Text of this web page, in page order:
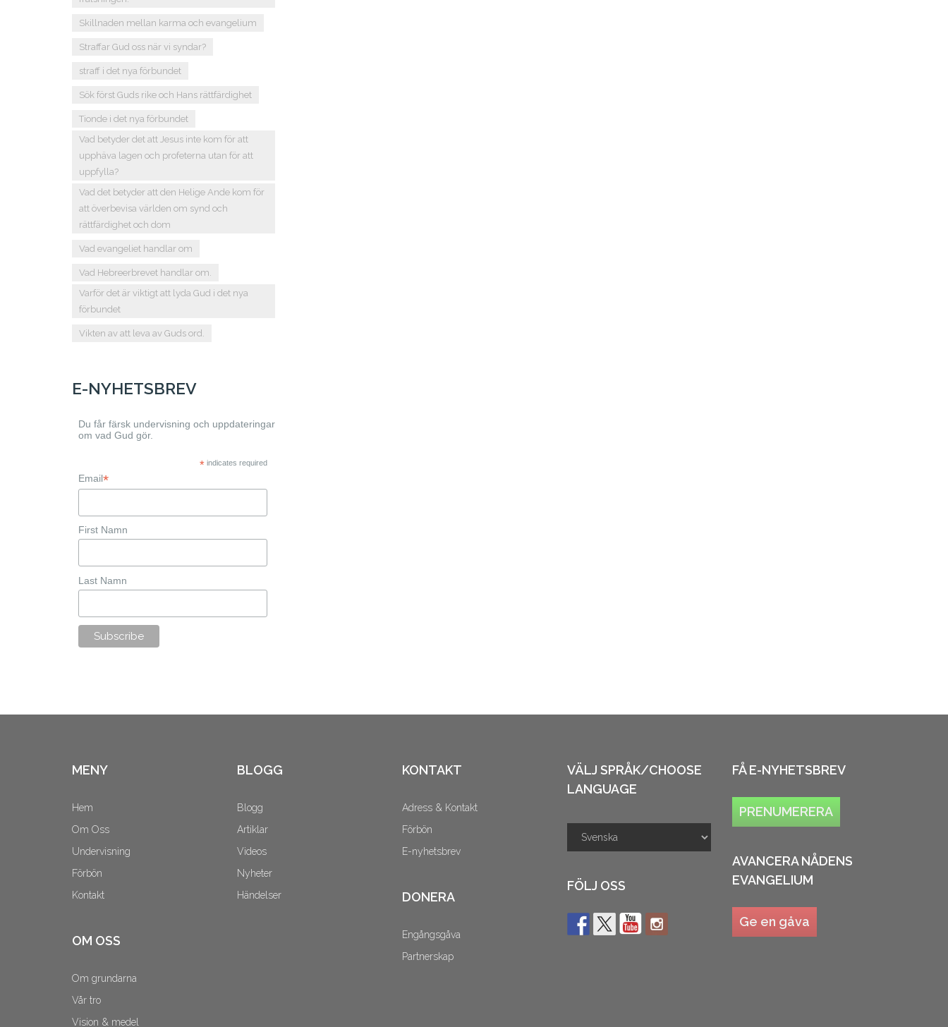
Skillnaden mellan karma och evangelium
Straffar Gud oss när vi syndar?
straff i det nya förbundet
Sök först Guds rike och Hans rättfärdighet
Tionde i det nya förbundet
Vad betyder det att Jesus inte kom för att
upphäva lagen och profeterna utan för att
uppfylla?
Vad det betyder att den Helige Ande kom för
att överbevisa världen om synd och
rättfärdighet och dom
Vad evangeliet handlar om
Vad Hebreerbrevet handlar om.
Varför det är viktigt att lyda Gud i det nya
förbundet
Vikten av att leva av Guds ord.
E-NYHETSBREV
Du får färsk undervisning och uppdateringar
om vad Gud gör.
*indicates required
Email*
First Namn
Last Namn
MENY
Hem
Om Oss
Undervisning
Förbön
Kontakt
OM OSS
Om grundarna
Vår tro
Vision & medel
BLOGG
Blogg
Artiklar
Videos
Nyheter
Händelser
KONTAKT
Adress & Kontakt
Förbön
E-nyhetsbrev
DONERA
Engångsgåva
Partnerskap
VÄLJ SPRÅK/CHOOSE
LANGUAGE
FÖLJ OSS
FÅ E-NYHETSBREV
PRENUMERERA
AVANCERA NÅDENS
EVANGELIUM
Ge en gåva